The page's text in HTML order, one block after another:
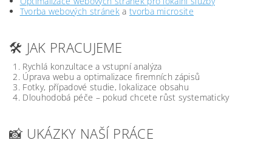
Tvorba webových stráneka tvorba microsite
🛠️ JAK PRACUJEME
Rychlá konzultace a vstupní analýza
Úprava webu a optimalizace firemních zápisů
Fotky, případové studie, lokalizace obsahu
Dlouhodobá péče – pokud chcete růst systematicky
📸 UKÁZKY NAŠÍ PRÁCE